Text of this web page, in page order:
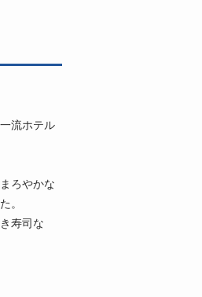
流ホテル
ろやかな
。
寿司な